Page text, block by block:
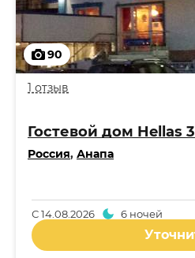
90
1 отзыв
Гостевой дом Hellas
Россия, Анапа
С14.08.2026 6 ночей